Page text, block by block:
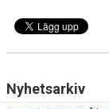
Nyhetsarkiv